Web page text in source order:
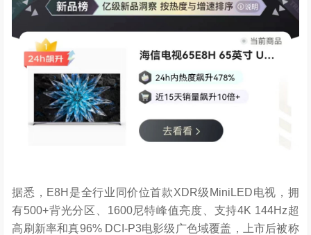
据悉，E8H是全行业同价位首款XDR级MiniLED电视，拥
有500+背光分区、1600尼特峰值亮度、支持4K 144Hz超
高刷新率和真96% DCI-P3电影级广色域覆盖，上市后被称